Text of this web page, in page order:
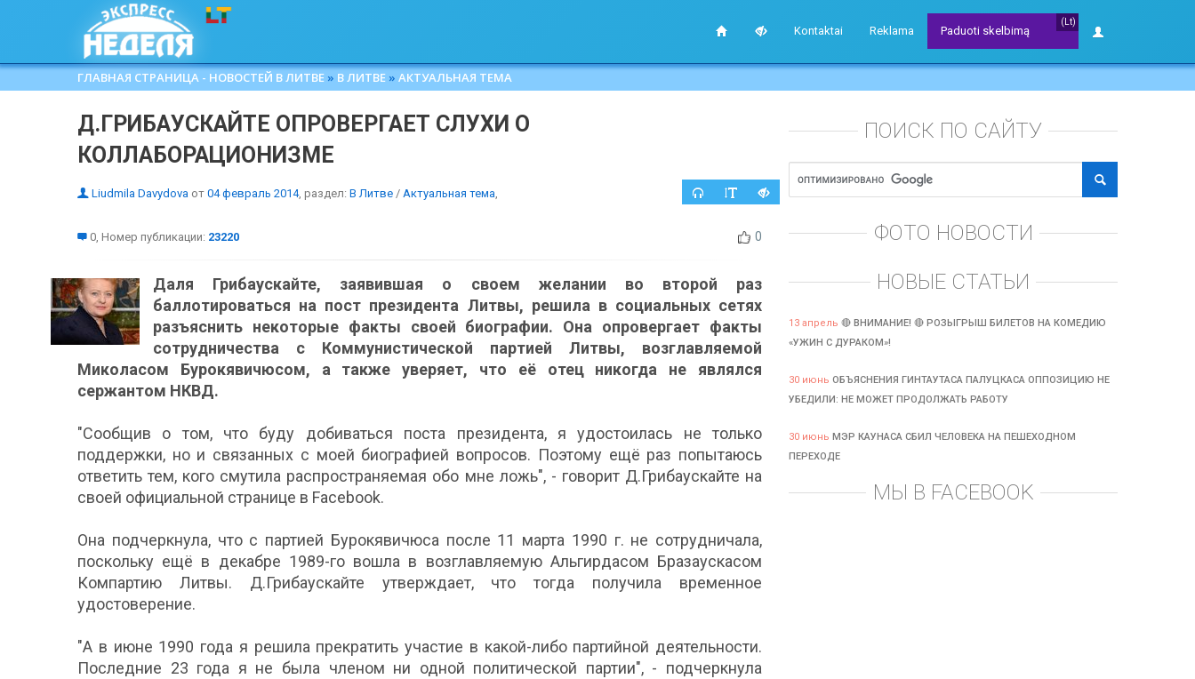
Kontaktai Reklama
(Lt)
Paduoti skelbimą
ГЛАВНАЯ СТРАНИЦА - НОВОСТЕЙ В ЛИТВЕ » В ЛИТВЕ » АКТУАЛЬНАЯ ТЕМА
Д.ГРИБАУСКАЙТЕ ОПРОВЕРГАЕТ СЛУХИ О
КОЛЛАБОРАЦИОНИЗМЕ
Liudmila Davydova от 04 февраль 2014, раздел: В Литве / Актуальная тема,
0, Номер публикации: 23220 0
Даля Грибаускайте, заявившая о своем желании во второй раз
баллотироваться на пост президента Литвы, решила в социальных сетях
разъяснить некоторые факты своей биографии. Она опровергает факты
сотрудничества с Коммунистической партией Литвы, возглавляемой
Миколасом Бурокявичюсом, а также уверяет, что её отец никогда не являлся
сержантом НКВД.
"Сообщив о том, что буду добиваться поста президента, я удостоилась не только
поддержки, но и связанных с моей биографией вопросов. Поэтому ещё раз попытаюсь
ответить тем, кого смутила распространяемая обо мне ложь", - говорит Д.Грибаускайте на
своей официальной странице в Facebook.
Она подчеркнула, что с партией Бурокявичюса после 11 марта 1990 г. не сотрудничала,
поскольку ещё в декабре 1989-го вошла в возглавляемую Альгирдасом Бразаускасом
Компартию Литвы. Д.Грибаускайте утверждает, что тогда получила временное
удостоверение.
"А в июне 1990 года я решила прекратить участие в какой-либо партийной деятельности.
Последние 23 года я не была членом ни одной политической партии", - подчеркнула
ПОИСК ПО САЙТУ
ФОТО НОВОСТИ
НОВЫЕ СТАТЬИ
13 апрель 🔴 ВНИМАНИЕ! 🔴 РОЗЫГРЫШ БИЛЕТОВ НА КОМЕДИЮ
«УЖИН С ДУРАКОМ»!
30 июнь ОБЪЯСНЕНИЯ ГИНТАУТАСА ПАЛУЦКАСА ОППОЗИЦИЮ НЕ
УБЕДИЛИ: НЕ МОЖЕТ ПРОДОЛЖАТЬ РАБОТУ
30 июнь МЭР КАУНАСА СБИЛ ЧЕЛОВЕКА НА ПЕШЕХОДНОМ
ПЕРЕХОДЕ
МЫ В FACEBOOK